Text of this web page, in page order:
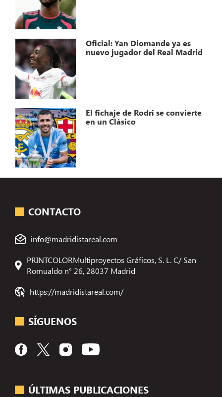
Oficial: Yan Diomande ya es
nuevo jugador del Real Madrid
El fichaje de Rodri se convierte
en un Clásico
ÚLTIMAS PUBLICACIONES
CONTACTO
info@madridistareal.com
PRINTCOLORMultiproyectos Gráficos, S. L. C/ San
Romualdo n° 26, 28037 Madrid
https://madridistareal.com/
SÍGUENOS